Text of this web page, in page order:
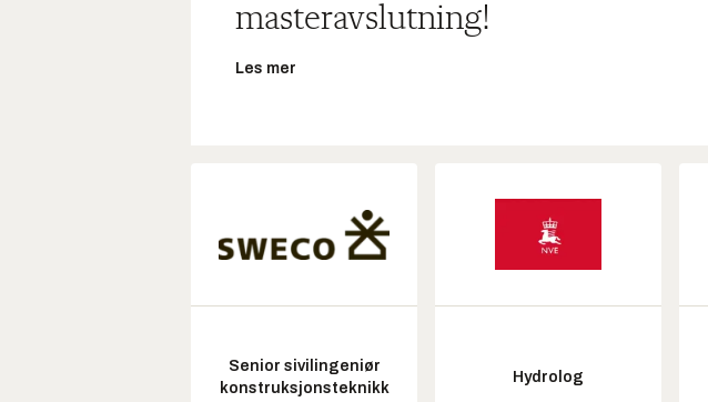
masteravslutning!
Les mer
Senior sivilingeniør
konstruksjonsteknikk
Hydrolog